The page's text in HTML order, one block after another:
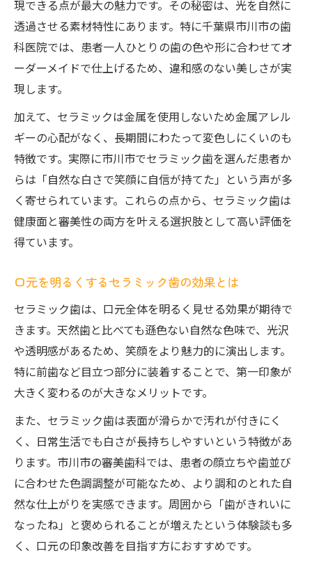
現できる点が最大の魅力です。その秘密は、光を自然に
透過させる素材特性にあります。特に千葉県市川市の歯
科医院では、患者一人ひとりの歯の色や形に合わせてオ
ーダーメイドで仕上げるため、違和感のない美しさが実
現します。
加えて、セラミックは金属を使用しないため金属アレル
ギーの心配がなく、長期間にわたって変色しにくいのも
特徴です。実際に市川市でセラミック歯を選んだ患者か
らは「自然な白さで笑顔に自信が持てた」という声が多
く寄せられています。これらの点から、セラミック歯は
健康面と審美性の両方を叶える選択肢として高い評価を
得ています。
口元を明るくするセラミック歯の効果とは
セラミック歯は、口元全体を明るく見せる効果が期待で
きます。天然歯と比べても遜色ない自然な色味で、光沢
や透明感があるため、笑顔をより魅力的に演出します。
特に前歯など目立つ部分に装着することで、第一印象が
大きく変わるのが大きなメリットです。
また、セラミック歯は表面が滑らかで汚れが付きにく
く、日常生活でも白さが長持ちしやすいという特徴があ
ります。市川市の審美歯科では、患者の顔立ちや歯並び
に合わせた色調調整が可能なため、より調和のとれた自
然な仕上がりを実感できます。周囲から「歯がきれいに
なったね」と褒められることが増えたという体験談も多
く、口元の印象改善を目指す方におすすめです。